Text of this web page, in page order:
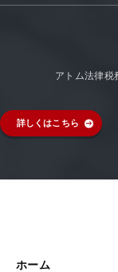
アトム法律税
詳しくはこちら
ホーム